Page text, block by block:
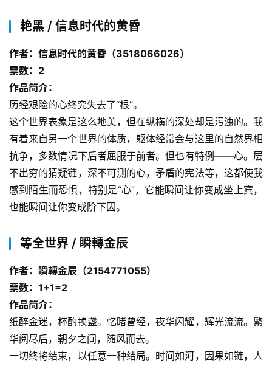
艳黑 / 信息时代的黄昏
作者：信息时代的黄昏（3518066026）
票数：2
作品简介：
历经艰险的心终究失去了“根”。
这个世界表象是这么地美，但在纵横的深处却是污浊的。我
有着来自另一个世界的体质，躯体经常会与这里的自然界相
抗争，多数情况下后者屈服于前者。但也有特例——心。层
不出穷的猜疑链，深不可测的心，矛盾的宪法等，这都使我
感到陌生而恐惧，特别是“心”，它能瞬间让你变成坐上宾，
也能瞬间让你变成阶下囚。
等全世界 / 瞬轉金辰
作者：瞬轉金辰（2154771055）
票数：1+1=2
作品简介：
纸醉金迷，杯酌换盏。忆睹曾经，夜华闪耀，辉光流流。繁
华阅尽后，朝夕之间，随风而去。
一切终将结束，以任意一种结局。时间如河，因果如链，人